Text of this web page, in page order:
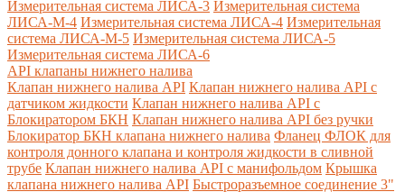
Измерительная система ЛИСА-3 Измерительная система
ЛИСА-М-4 Измерительная система ЛИСА-4 Измерительная
система ЛИСА-М-5 Измерительная система ЛИСА-5
Измерительная система ЛИСА-6
API клапаны нижнего налива
Клапан нижнего налива API Клапан нижнего налива API с
датчиком жидкости Клапан нижнего налива API с
Блокиратором БКН Клапан нижнего налива API без ручки
Блокиратор БКН клапана нижнего налива Фланец ФЛОК для
контроля донного клапана и контроля жидкости в сливной
трубе Клапан нижнего налива API с манифольдом Крышка
клапана нижнего налива API Быстроразъемное соединение 3"